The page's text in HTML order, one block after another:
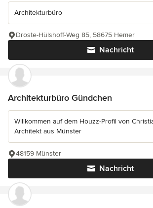
Architekturbüro
Nachricht
Droste-Hülshoff-Weg 85, 58675 Hemer
Architekturbüro Gündchen
Willkommen auf dem Houzz-Profil von
Architekt aus Münster
Nachricht
48159 Münster